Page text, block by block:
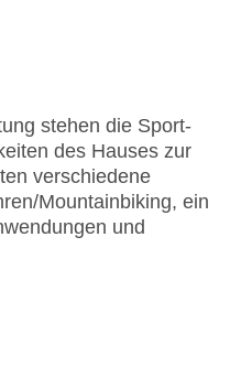
stehen die Sport-
des Hauses zur
verschiedene
Mountainbiking, ein
und